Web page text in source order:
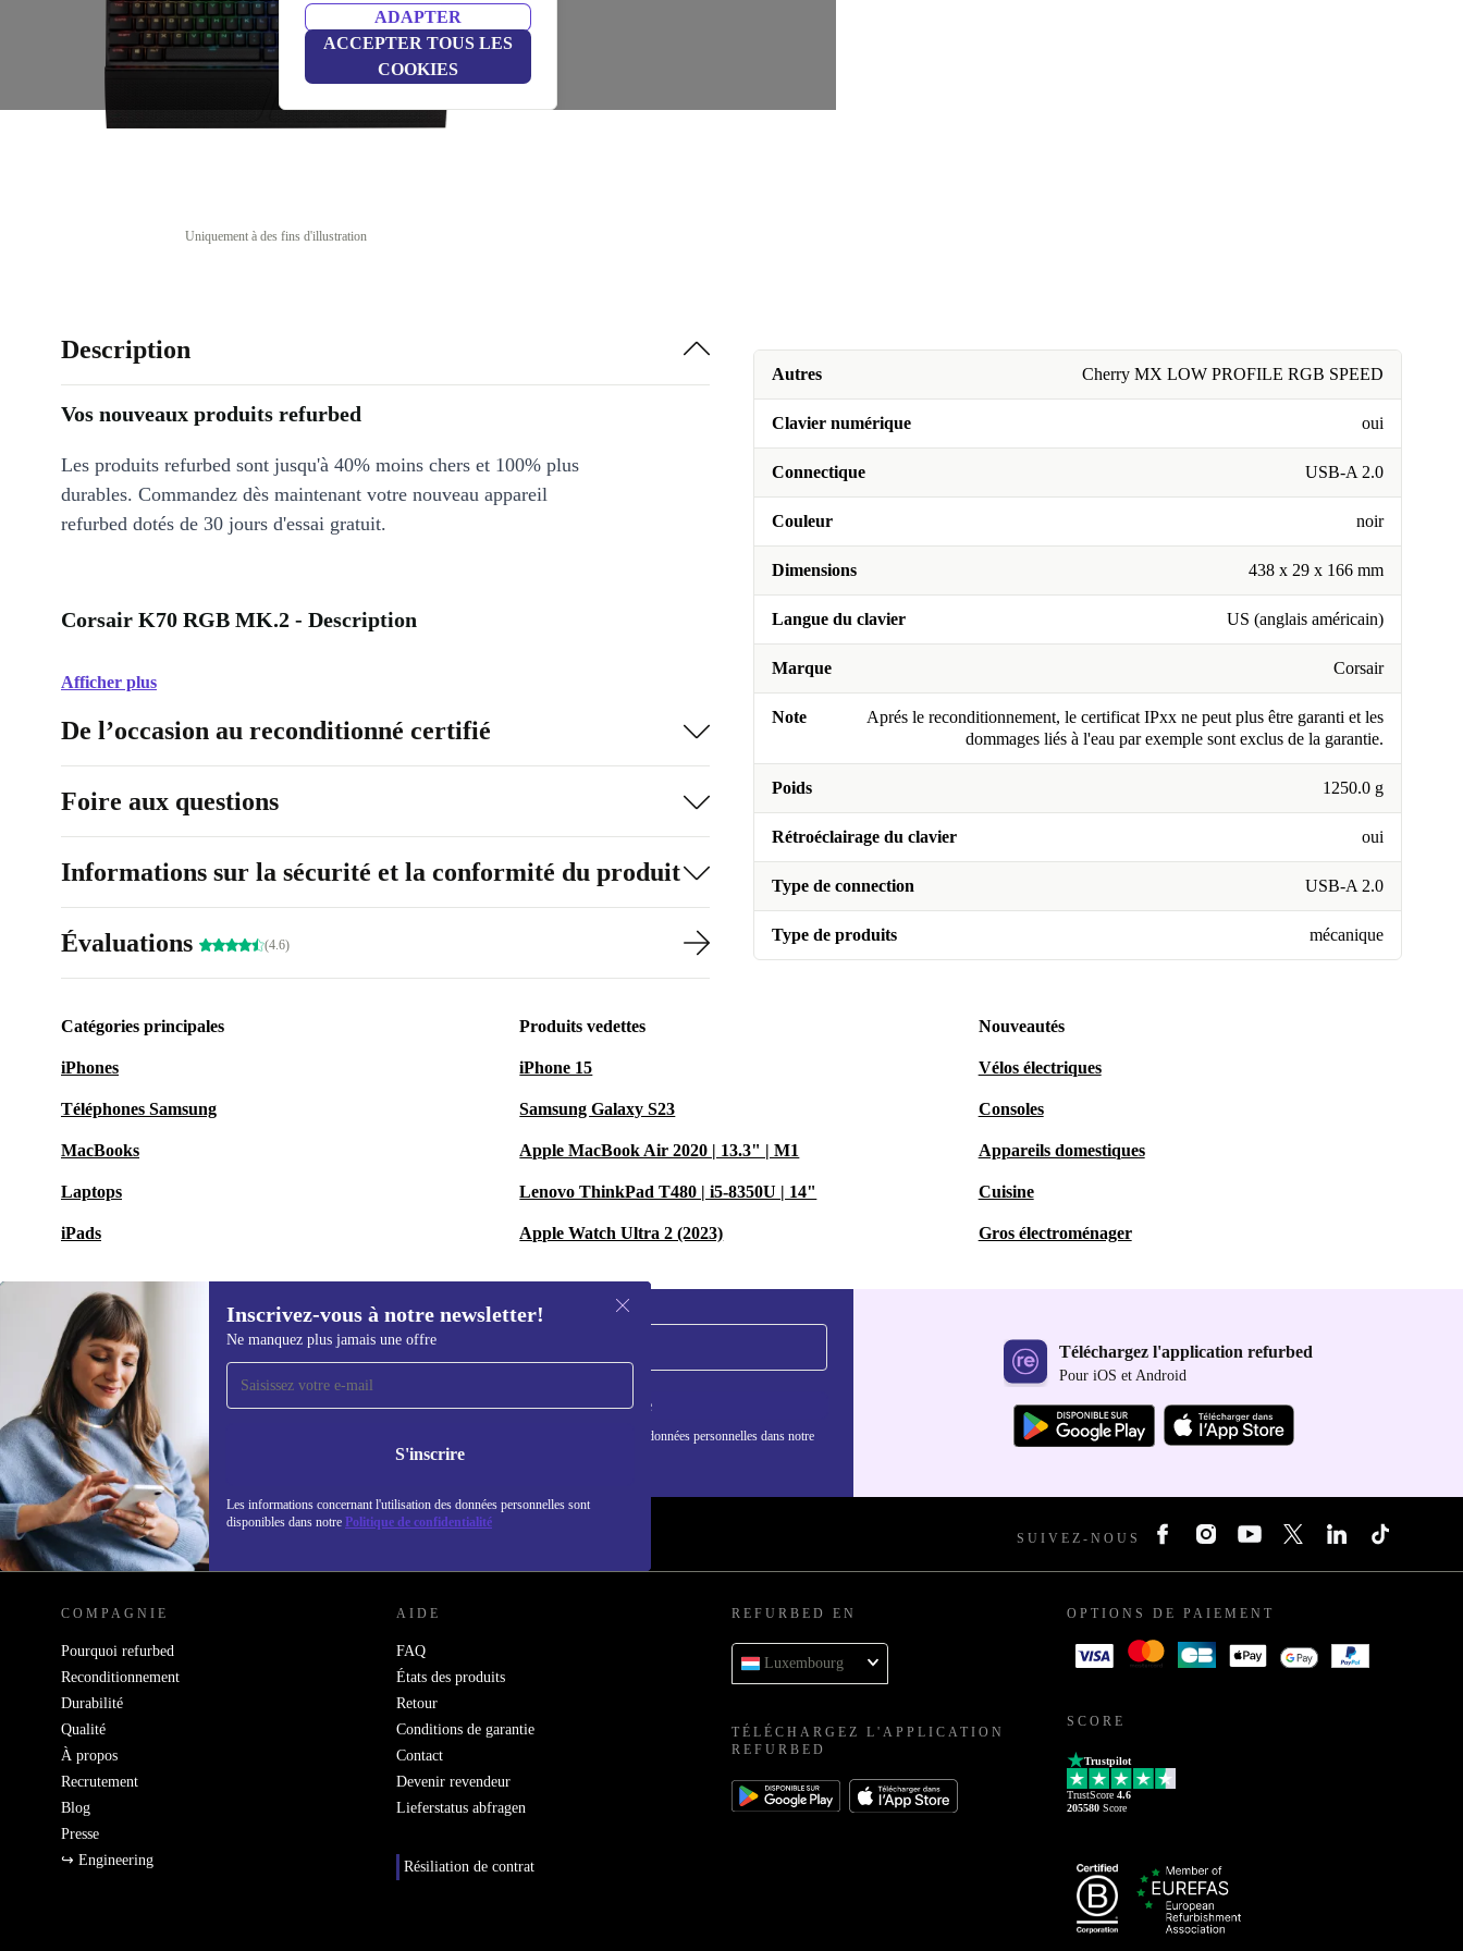
ADAPTER
ACCEPTER TOUS LES
COOKIES
Uniquement à des fins d'illustration
Autres Cherry MX LOW PROFILE RGB SPEED
Clavier numérique oui
Connectique USB-A 2.0
Couleur noir
Dimensions 438 x 29 x 166 mm
Langue du clavier US (anglais américain)
Marque Corsair
Note
Aprés le reconditionnement, le certificat IPxx ne peut plus être garanti et les
dommages liés à l'eau par exemple sont exclus de la garantie.
Poids 1250.0 g
Rétroéclairage du clavier oui
Type de connection USB-A 2.0
Type de produits mécanique
Description
Vos nouveaux produits refurbed
Les produits refurbed sont jusqu'à 40% moins chers et 100% plus
durables. Commandez dès maintenant votre nouveau appareil
refurbed dotés de 30 jours d'essai gratuit.
Corsair K70 RGB MK.2 - Description
Afficher plus
De l’occasion au reconditionné certifié
Foire aux questions
Informations sur la sécurité et la conformité du produit
Évaluations (4.6)
Catégories principales
iPhones
Téléphones Samsung
MacBooks
Laptops
iPads
Produits vedettes
iPhone 15
Samsung Galaxy S23
Apple MacBook Air 2020 | 13.3" | M1
Lenovo ThinkPad T480 | i5-8350U | 14"
Apple Watch Ultra 2 (2023)
Nouveautés
Vélos électriques
Consoles
Appareils domestiques
Cuisine
Gros électroménager
Inscrivez-vous à notre newsletter!
Ne manquez plus jamais une offre
S'inscrire
Les informations concernant l'utilisation des données personnelles sont
disponibles dans notre Politique de confidentialité
Recevoir offres et infos de
refurbed par mail
Ne manquez plus aucune offre.
S'inscrire
Retrouvez les informations sur l'utilisation des données personnelles dans notre
politique de confidentialité
Téléchargez l'application refurbed
Pour iOS et Android
REFURBED LUXEMBOURG - RETHINK NEW. SUIVEZ-NOUS
COMPAGNIE
Pourquoi refurbed
Reconditionnement
Durabilité
Qualité
À propos
Recrutement
Blog
Presse
↪ Engineering
AIDE
FAQ
États des produits
Retour
Conditions de garantie
Contact
Devenir revendeur
Lieferstatus abfragen
Résiliation de contrat
REFURBED EN
Luxembourg
TÉLÉCHARGEZ L'APPLICATION
REFURBED
OPTIONS DE PAIEMENT
SCORE
Trustpilot
TrustScore 4.6
205580 Score